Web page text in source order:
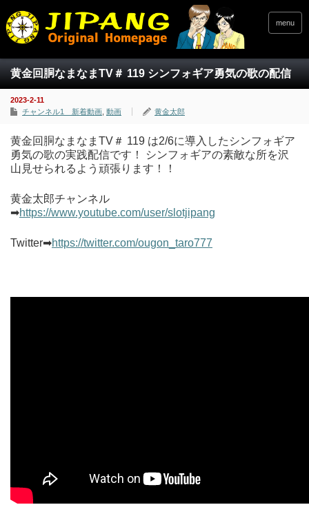
menu
黄金回胴なまなまTV＃ 119 シンフォギア勇気の歌の配信
2023-2-11
チャンネル1 新着動画 動画 黄金太郎
黄金回胴なまなまTV＃ 119 は2/6に導入したシンフォギア
勇気の歌の実践配信です！ シンフォギアの素敵な所を沢
山見せられるよう頑張ります！！
黄金太郎チャンネル
➡https://www.youtube.com/user/slotjipang
Twitter➡https://twitter.com/ougon_taro777